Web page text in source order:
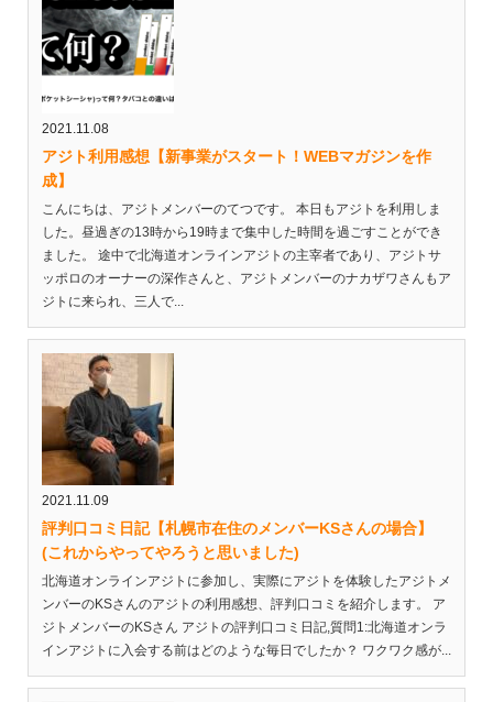
2021.11.08
アジト利用感想【新事業がスタート！WEBマガジンを作
成】
こんにちは、アジトメンバーのてつです。 本日もアジトを利用しま
した。昼過ぎの13時から19時まで集中した時間を過ごすことができ
ました。 途中で北海道オンラインアジトの主宰者であり、アジトサ
ッポロのオーナーの深作さんと、アジトメンバーのナカザワさんもア
ジトに来られ、三人で...
2021.11.09
評判口コミ日記【札幌市在住のメンバーKSさんの場合】
(これからやってやろうと思いました)
北海道オンラインアジトに参加し、実際にアジトを体験したアジトメ
ンバーのKSさんのアジトの利用感想、評判口コミを紹介します。 ア
ジトメンバーのKSさん アジトの評判口コミ日記,質問1:北海道オンラ
インアジトに入会する前はどのような毎日でしたか？ ワクワク感が...